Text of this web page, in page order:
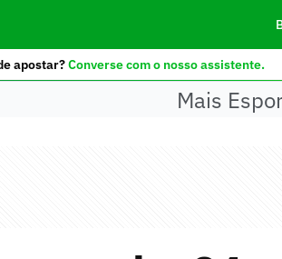
apostar?Converse com o nosso assistente.
Mais